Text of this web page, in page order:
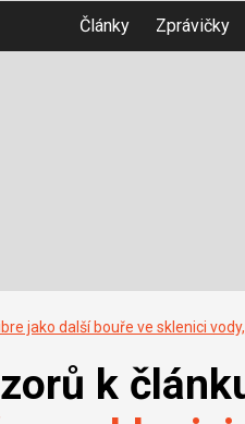
Články Zprávičky
jako další bouře ve sklenici
k